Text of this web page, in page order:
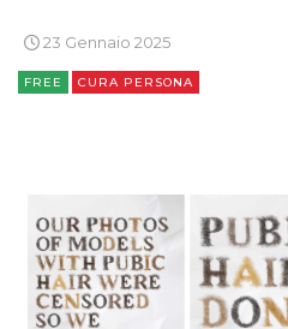
23 Gennaio 2025
FREE CURA PERSONA